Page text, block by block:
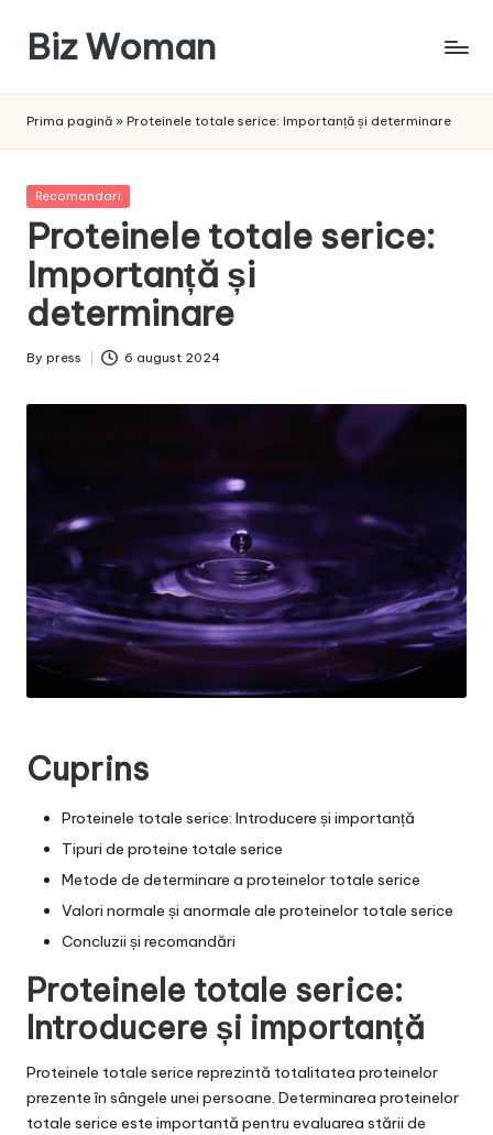
content
Biz Woman
succesul
Prima pagină » Proteinele totale serice: Importanță și determinare
Posted
Recomandari
Proteinele totale serice:
Importanță și
determinare
Posted
By press 6 august 2024
Cuprins
Proteinele totale serice: Introducere și importanță
Tipuri de proteine totale serice
Metode de determinare a proteinelor totale serice
Valori normale și anormale ale proteinelor totale serice
Concluzii și recomandări
Proteinele totale serice:
Introducere și importanță
Proteinele totale serice reprezintă totalitatea proteinelor
prezente în sângele unei persoane. Determinarea proteinelor
totale serice este importantă pentru evaluarea stării de